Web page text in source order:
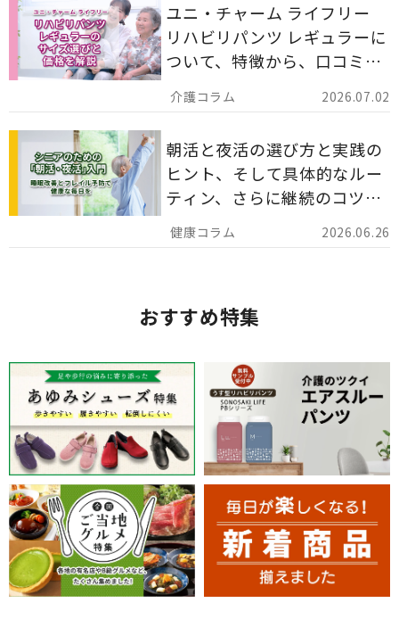
2026.07.02
ユニ・チャーム ライフリー
リハビリパンツ レギュラーに
ついて、特徴から、口コミ、
災害備蓄としての活用法まで
分かりやすく解説します。
2026.06.26
朝活と夜活の選び方と実践の
ヒント、そして具体的なルー
ティン、さらに継続のコツま
でを詳しくご紹介します。
おすすめ特集